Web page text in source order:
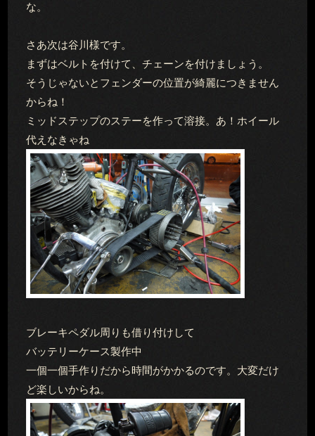
な。
さあ次は谷川様です。
まずはベルトを付けて、チェーンを付けましょう。
そうじゃないとフェンダーの位置が綺麗につきません
からね！
ミッドステップのステーを作って溶接。あ！ホイール
代えなきゃね
ブレーキペダル周りも借り付けして
バッテリーケース製作中
一個一個手作りだから時間がかかるのです。大変だけ
ど楽しいからね。